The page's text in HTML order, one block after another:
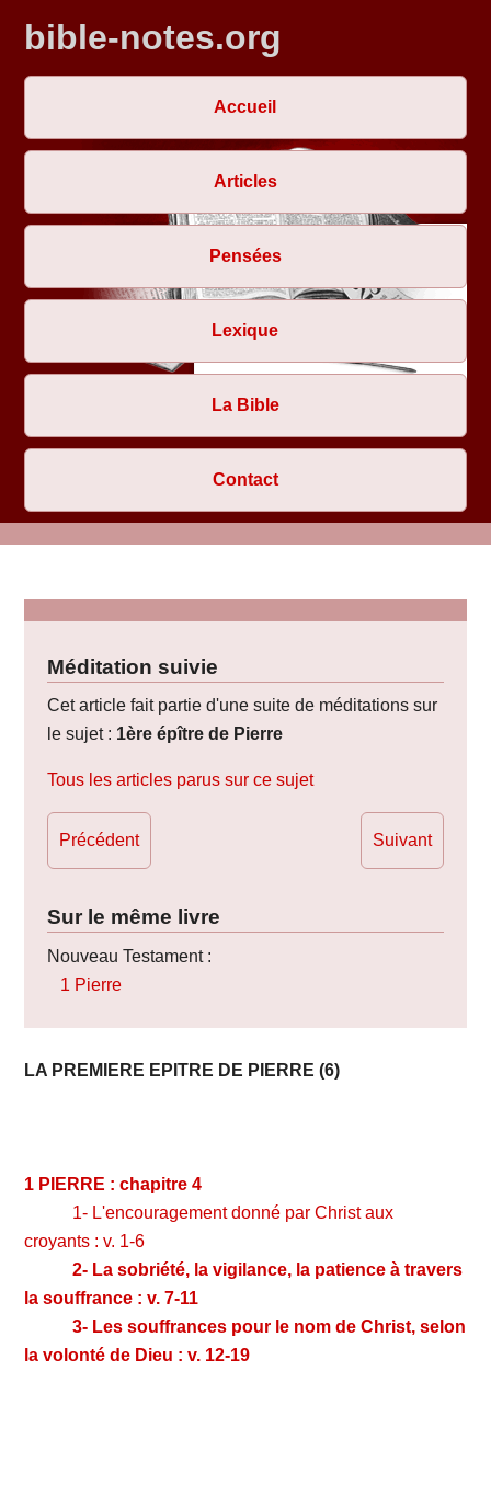
bible-notes.org
Accueil
Articles
Pensées
Lexique
La Bible
Contact
Méditation suivie
Cet article fait partie d'une suite de méditations sur
le sujet : 1ère épître de Pierre
Tous les articles parus sur ce sujet
Précédent Suivant
Sur le même livre
Nouveau Testament :
1 Pierre
LA PREMIERE EPITRE DE PIERRE (6)
1 PIERRE : chapitre 4
1- L'encouragement donné par Christ aux
croyants : v. 1-6
2- La sobriété, la vigilance, la patience à travers
la souffrance : v. 7-11
3- Les souffrances pour le nom de Christ, selon
la volonté de Dieu : v. 12-19